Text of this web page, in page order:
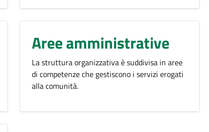
Aree amministrative
La struttura organizzativa è suddivisa in aree
di competenze che gestiscono i servizi erogati
alla comunità.